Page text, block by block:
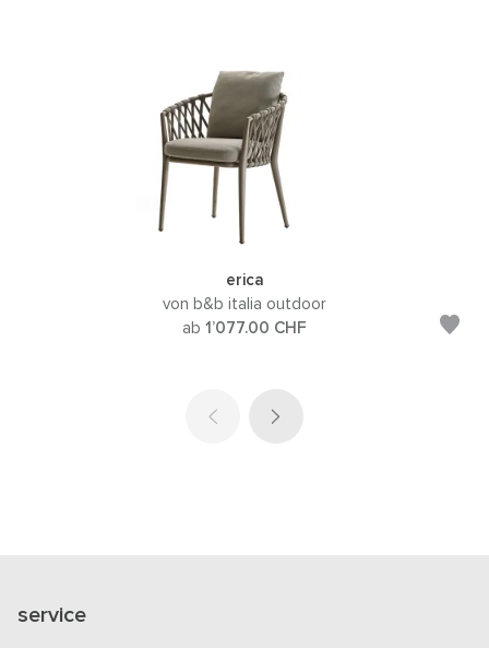
erica
von b&b italia outdoor
ab 1’077.00 CHF
service